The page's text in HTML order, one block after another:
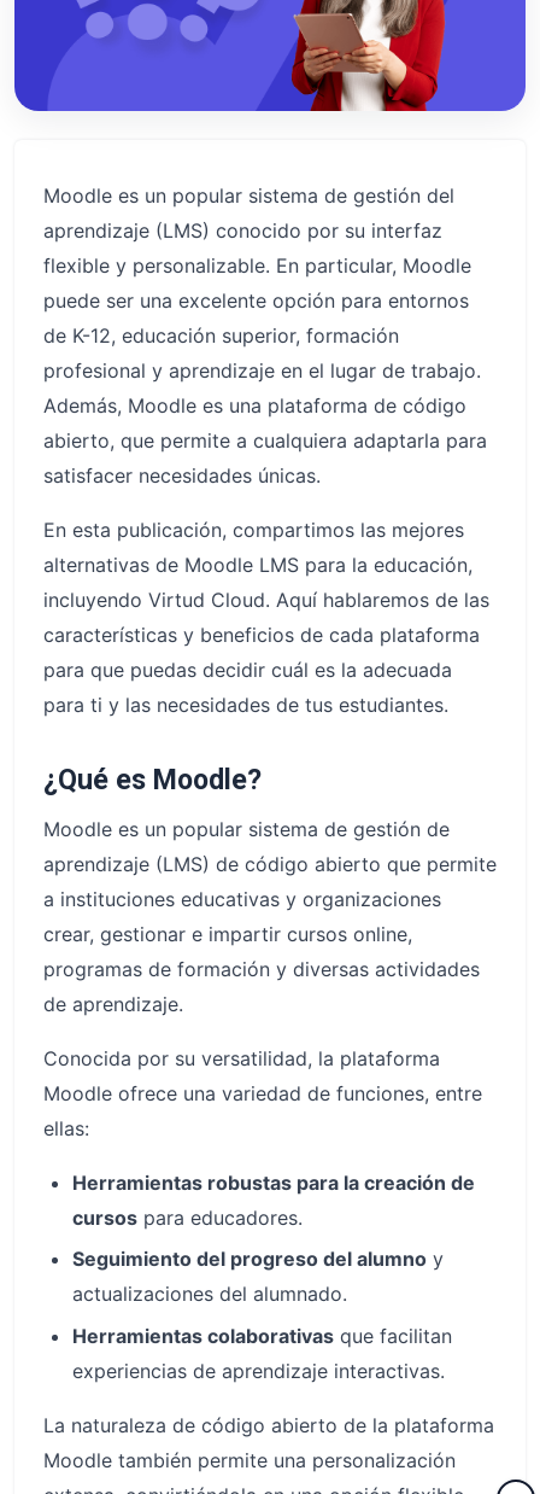
Moodle es un popular sistema de gestión del
aprendizaje (LMS) conocido por su interfaz
flexible y personalizable. En particular, Moodle
puede ser una excelente opción para entornos
de K-12, educación superior, formación
profesional y aprendizaje en el lugar de trabajo.
Además, Moodle es una plataforma de código
abierto, que permite a cualquiera adaptarla para
satisfacer necesidades únicas.
En esta publicación, compartimos las mejores
alternativas de Moodle LMS para la educación,
incluyendo Virtud Cloud. Aquí hablaremos de las
características y beneficios de cada plataforma
para que puedas decidir cuál es la adecuada
para ti y las necesidades de tus estudiantes.
¿Qué es Moodle?
Moodle es un popular sistema de gestión de
aprendizaje (LMS) de código abierto que permite
a instituciones educativas y organizaciones
crear, gestionar e impartir cursos online,
programas de formación y diversas actividades
de aprendizaje.
Conocida por su versatilidad, la plataforma
Moodle ofrece una variedad de funciones, entre
ellas:
Herramientas robustas para la creación de
cursos para educadores.
Seguimiento del progreso del alumno y
actualizaciones del alumnado.
Herramientas colaborativas que facilitan
experiencias de aprendizaje interactivas.
La naturaleza de código abierto de la plataforma
Moodle también permite una personalización